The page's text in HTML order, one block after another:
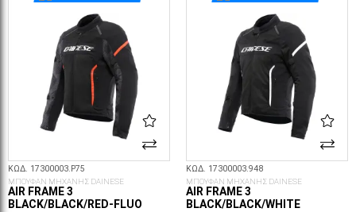
ΚΩΔ. 17300003.P75
ΜΠΟΥΦΑΝ ΜΗΧΑΝΗΣ DAINESE
AIR FRAME 3
BLACK/BLACK/RED-FLUO
ΚΩΔ. 17300003.948
ΜΠΟΥΦΑΝ ΜΗΧΑΝΗΣ DAINESE
AIR FRAME 3
BLACK/BLACK/WHITE